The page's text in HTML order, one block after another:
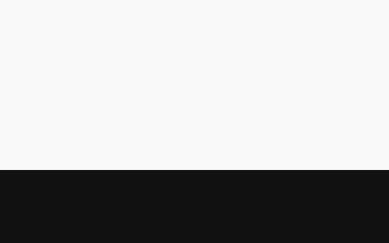
ab dem 3. August 2026